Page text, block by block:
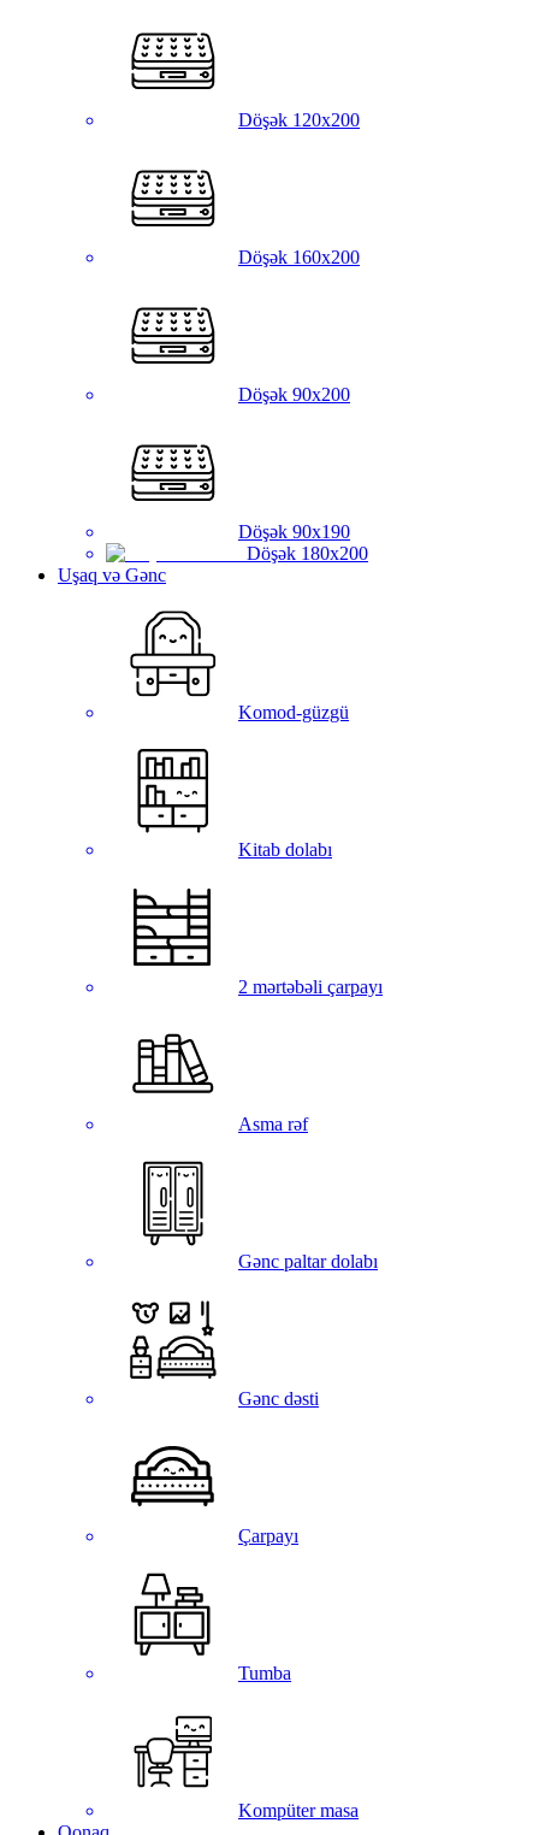
Döşək 120x200
Döşək 160x200
Döşək 90x200
Döşək 90x190
Döşək 180x200
Uşaq və Gənc
Komod-güzgü
Kitab dolabı
2 mərtəbəli çarpayı
Asma rəf
Gənc paltar dolabı
Gənc dəsti
Çarpayı
Tumba
Kompüter masa